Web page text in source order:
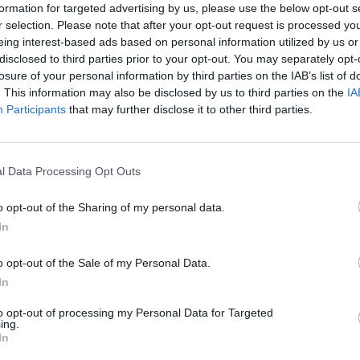
for targeted advertising by us, please use the below opt-out
selection. Please note that after your opt-out request is processed
interest-based ads based on personal information utilized by us
to third parties prior to your opt-out. You may separately
of your personal information by third parties on the IAB’s list of
This information may also be disclosed by us to third parties on the
Participants that may further disclose it to other third parties.
Data Processing Opt Outs
opt-out of the Sharing of my personal data.
opt-out of the Sale of my Personal Data.
opt-out of processing my Personal Data for Targeted
DI MOUCHTAKIRI
43.39.01
SALVATORE
EDIL DI LUCIA DESIREE 43.35.00
DI LILLAZ ANNA LUCI A &
MASSIMO